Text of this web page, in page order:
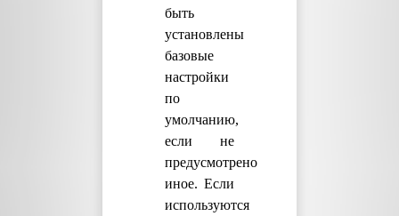
быть
установлены
базовые
настройки
по
умолчанию,
если не
предусмотрено
иное. Если
используются